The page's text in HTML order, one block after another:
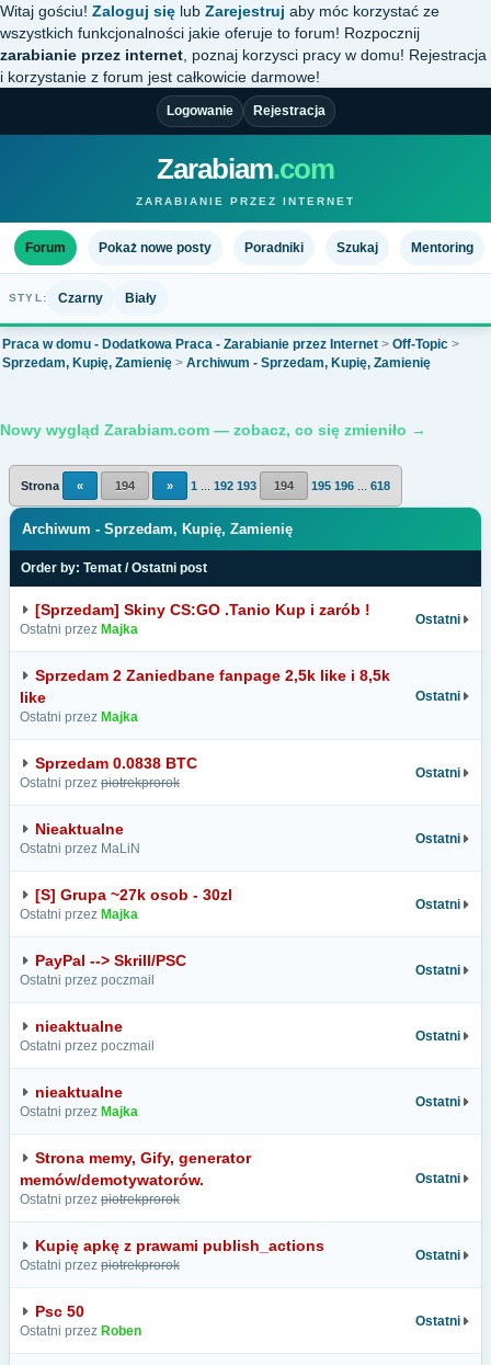
Witaj gościu! Zaloguj się lub Zarejestruj aby móc korzystać ze
wszystkich funkcjonalności jakie oferuje to forum! Rozpocznij
zarabianie przez internet , poznaj korzysci pracy w domu! Rejestracja
i korzystanie z forum jest całkowicie darmowe!
Logowanie Rejestracja
Zarabiam.com
ZARABIANIE PRZEZ INTERNET
Forum Pokaż nowe posty Poradniki Szukaj Mentoring
STYL: Czarny Biały
Praca w domu - Dodatkowa Praca - Zarabianie przez Internet > Off-Topic >
Sprzedam, Kupię, Zamienię > Archiwum - Sprzedam, Kupię, Zamienię
Nowy wygląd Zarabiam.com — zobacz, co się zmieniło →
Strona « 194 » 1 192 193 194 195 196 618
Archiwum - Sprzedam, Kupię, Zamienię
Order by: Temat /Ostatni post
[Sprzedam] Skiny CS:GO .Tanio Kup i zarób !
Ostatni przez Majka
Ostatni
Sprzedam 2 Zaniedbane fanpage 2,5k like i 8,5k
like
Ostatni przez Majka
Ostatni
Sprzedam 0.0838 BTC
Ostatni przez piotrekprorok
Ostatni
Nieaktualne
Ostatni przez MaLiN
Ostatni
[S] Grupa ~27k osob - 30zl
Ostatni przez Majka
Ostatni
PayPal --> Skrill/PSC
Ostatni przez poczmail
Ostatni
nieaktualne
Ostatni przez poczmail
Ostatni
nieaktualne
Ostatni przez Majka
Ostatni
Strona memy, Gify, generator
memów/demotywatorów.
Ostatni przez piotrekprorok
Ostatni
Kupię apkę z prawami publish_actions
Ostatni przez piotrekprorok
Ostatni
Psc 50
Ostatni przez Roben
Ostatni